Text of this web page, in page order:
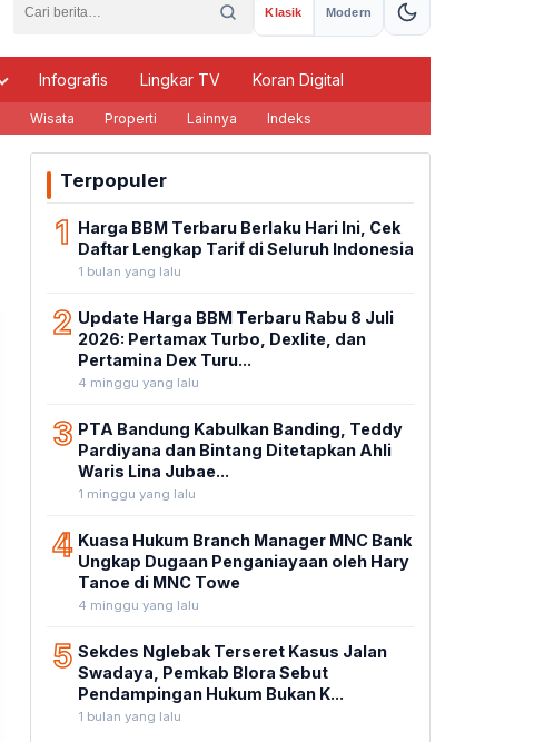
Klasik Modern
Infografis Lingkar TV Koran Digital
Wisata Properti Lainnya Indeks
Terpopuler
1 Harga BBM Terbaru Berlaku Hari Ini, Cek
Daftar Lengkap Tarif di Seluruh Indonesia
1 bulan yang lalu
2 Update Harga BBM Terbaru Rabu 8 Juli
2026: Pertamax Turbo, Dexlite, dan
Pertamina Dex Turu...
4 minggu yang lalu
3 PTA Bandung Kabulkan Banding, Teddy
Pardiyana dan Bintang Ditetapkan Ahli
Waris Lina Jubae...
1 minggu yang lalu
4 Kuasa Hukum Branch Manager MNC Bank
Ungkap Dugaan Penganiayaan oleh Hary
Tanoe di MNC Towe
4 minggu yang lalu
5 Sekdes Nglebak Terseret Kasus Jalan
Swadaya, Pemkab Blora Sebut
Pendampingan Hukum Bukan K...
1 bulan yang lalu